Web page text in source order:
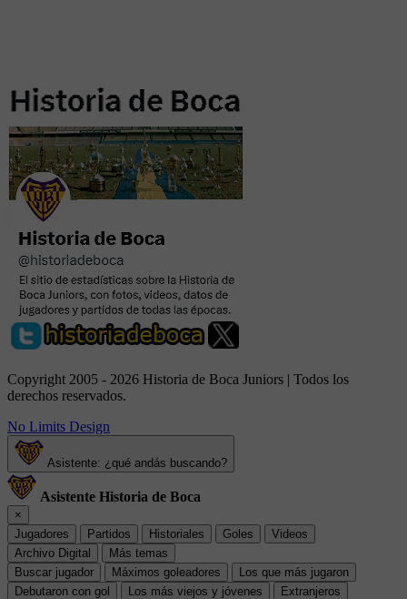
Copyright 2005 - 2026 Historia de Boca Juniors | Todos los
derechos reservados.
No Limits Design
Asistente: ¿qué andás buscando?
Asistente Historia de Boca
×
Jugadores
Partidos Historiales Goles
Videos
Archivo Digital
Más temas
Buscar jugador
Máximos goleadores
Los que más jugaron
Debutaron con gol
Los más viejos y jóvenes
Extranjeros